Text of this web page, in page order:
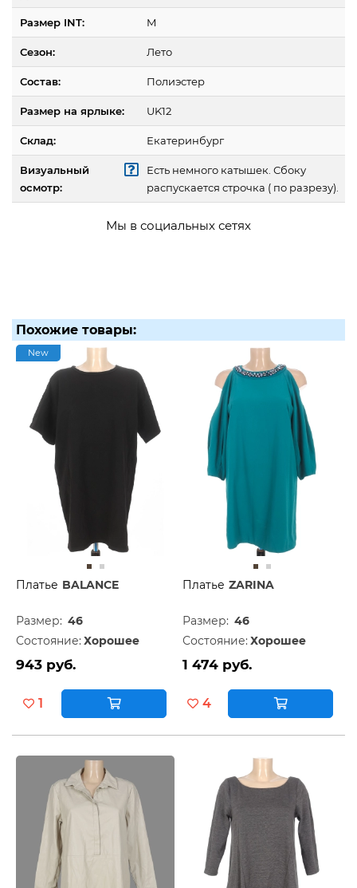
Размер INT: M
Сезон: Лето
Состав: Полиэстер
Размер на ярлыке: UK12
Склад: Екатеринбург
Визуальный
осмотр:
Есть немного катышек. Сбоку
распускается строчка ( по разрезу).
Мы в социальных сетях
Похожие товары:
New
Платье BALANCE
Размер: 46
Состояние: Хорошее
943 руб.
1
Платье ZARINA
Размер: 46
Состояние: Хорошее
1 474 руб.
4